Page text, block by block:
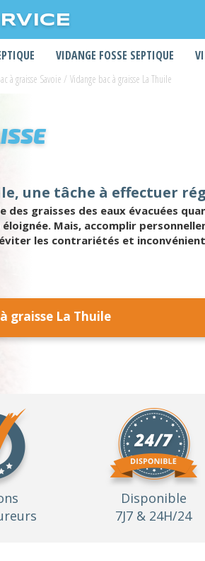
VIDANGE FOSSE SEPTIQUE
à graisse Savoie / Vidange bac à graisse La Thuile
une tâche à effectuer
des graisses des eaux évacuées
Mais, accomplir
les contrariétés et
graisse La Thuile
Disponible
7J7 & 24H/24